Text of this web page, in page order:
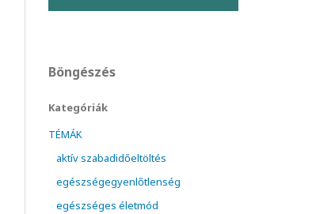
Böngészés
Kategóriák
TÉMÁK
aktív szabadidőeltöltés
egészségegyenlőtlenség
egészséges életmód